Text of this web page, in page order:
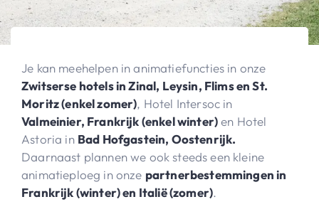
Je kan meehelpen in animatiefuncties in onze
Zwitserse hotels in Zinal, Leysin, Flims en St.
Moritz (enkel zomer), Hotel Intersoc in
Valmeinier, Frankrijk (enkel winter)en Hotel
Astoria in Bad Hofgastein, Oostenrijk.
Daarnaast plannen we ook steeds een kleine
animatieploeg in onze partnerbestemmingen in
Frankrijk (winter) en Italië (zomer).